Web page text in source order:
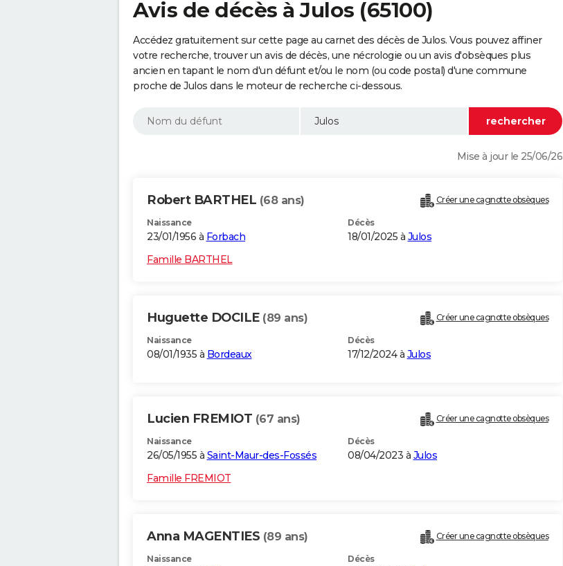
Avis de décès à Julos (65100)
Accédez gratuitement sur cette page au carnet des décès de Julos. Vous pouvez affiner
votre recherche, trouver un avis de décès, une nécrologie ou un avis d'obsèques plus
ancien en tapant le nom d'un défunt et/ou le nom (ou code postal) d'une commune
proche de Julos dans le moteur de recherche ci-dessous.
Mise à jour le 25/06/26
Robert BARTHEL (68 ans) Créer une cagnotte obsèques
Naissance
23/01/1956 à Forbach
Décès
18/01/2025 à Julos
Famille BARTHEL
Huguette DOCILE (89 ans) Créer une cagnotte obsèques
Naissance
08/01/1935 à Bordeaux
Décès
17/12/2024 à Julos
Lucien FREMIOT (67 ans) Créer une cagnotte obsèques
Naissance
26/05/1955 à Saint-Maur-des-Fossés
Décès
08/04/2023 à Julos
Famille FREMIOT
Anna MAGENTIES (89 ans) Créer une cagnotte obsèques
Naissance Décès